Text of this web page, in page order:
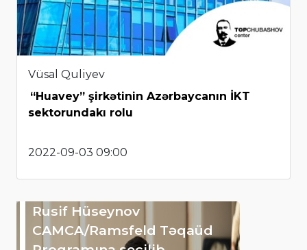
Vüsal Quliyev
“Huavey” şirkətinin Azərbaycanın İKT
sektorundakı rolu
2022-09-03 09:00
Rusif Hüseynov
CAMCA/Ramsfeld Təqaüd